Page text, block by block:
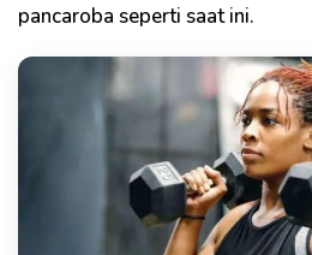
pancaroba seperti saat ini.